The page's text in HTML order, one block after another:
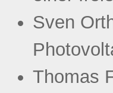
Sven
Thomas